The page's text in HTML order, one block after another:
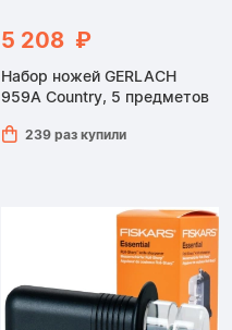
5 208 ₽
Набор ножей GERLACH
959A Country, 5 предметов
239 раз купили